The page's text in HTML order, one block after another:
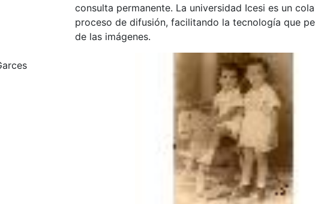
consulta permanente. La universidad Icesi es un
proceso de difusión, facilitando la tecnología que
de las imágenes.